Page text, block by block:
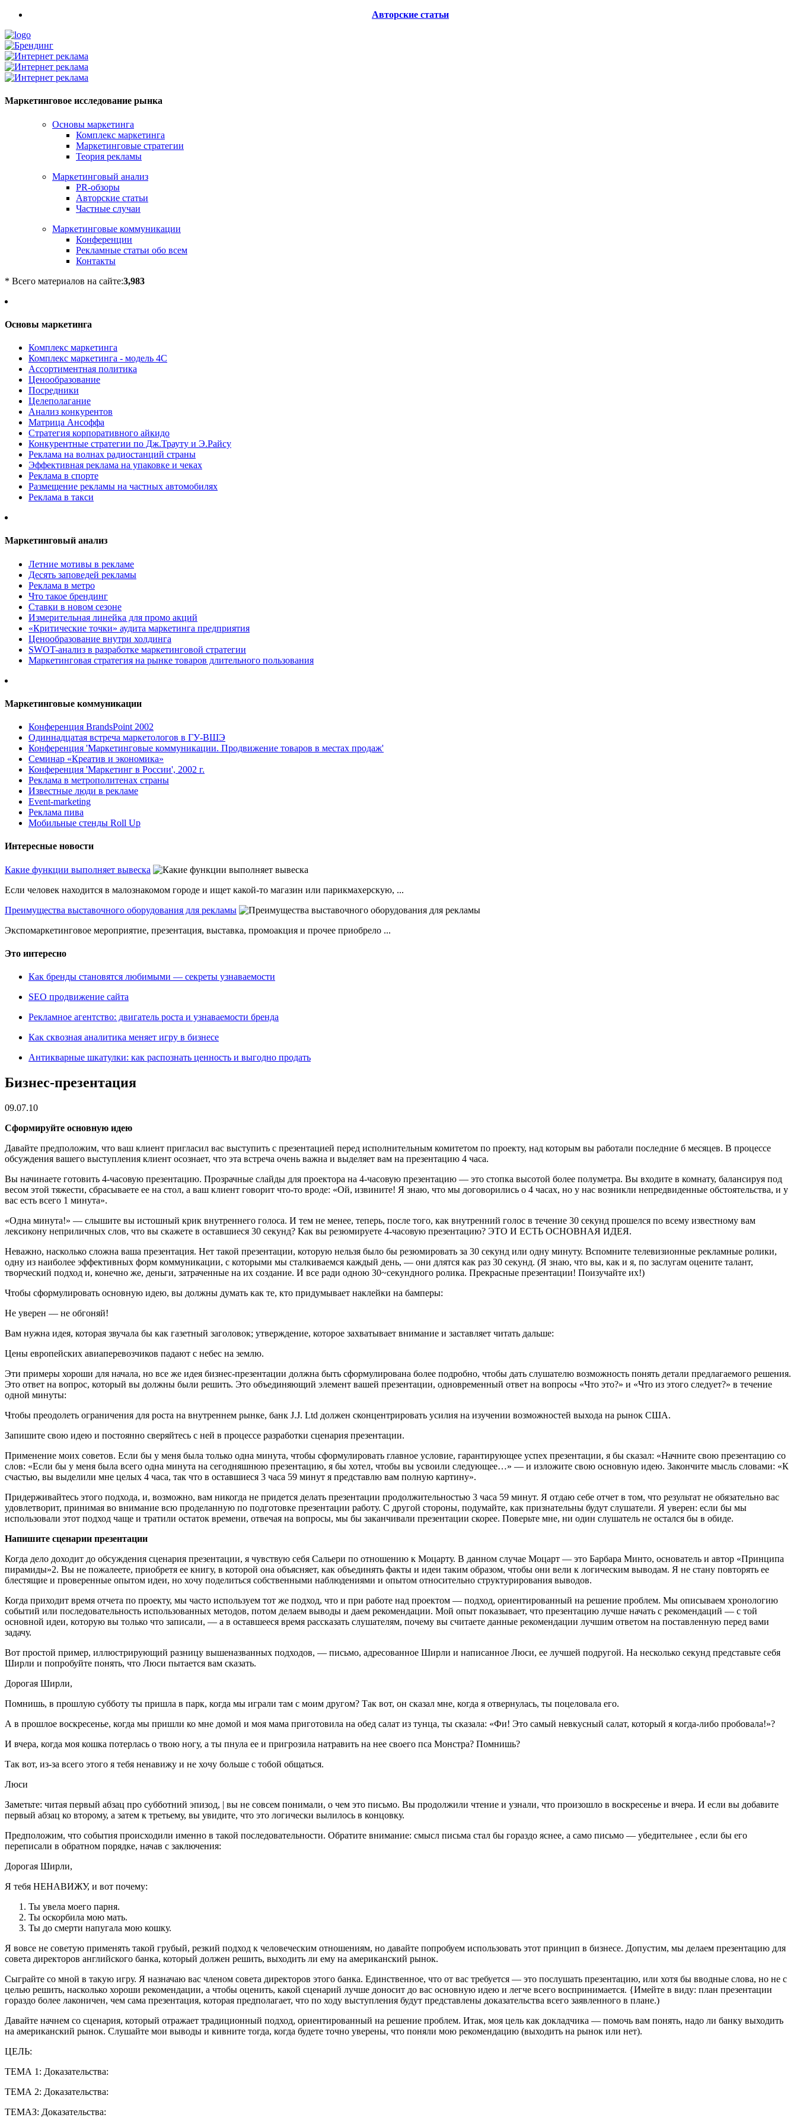
Авторские статьи
Маркетинговое исследование рынка
Основы маркетинга
Комплекс маркетинга
Маркетинговые стратегии
Теория рекламы
Маркетинговый анализ
PR-обзоры
Авторские статьи
Частные случаи
Маркетинговые коммуникации
Конференции
Рекламные статьи обо всем
Контакты
* Всего материалов на сайте:3,983
Основы маркетинга
Комплекс маркетинга
Комплекс маркетинга - модель 4С
Ассортиментная политика
Ценообразование
Посредники
Целеполагание
Анализ конкурентов
Матрица Ансоффа
Стратегия корпоративного айкидо
Конкурентные стратегии по Дж.Трауту и Э.Райсу
Реклама на волнах радиостанций страны
Эффективная реклама на упаковке и чеках
Реклама в спорте
Размещение рекламы на частных автомобилях
Реклама в такси
Маркетинговый анализ
Летние мотивы в рекламе
Десять заповедей рекламы
Реклама в метро
Что такое брендинг
Ставки в новом сезоне
Измерительная линейка для промо акций
«Критические точки» аудита маркетинга предприятия
Ценообразование внутри холдинга
SWOT-анализ в разработке маркетинговой стратегии
Маркетинговая стратегия на рынке товаров длительного пользования
Маркетинговые коммуникации
Конференция BrandsPoint 2002
Одиннадцатая встреча маркетологов в ГУ-ВШЭ
Конференция 'Маркетинговые коммуникации. Продвижение товаров в местах продаж'
Семинар «Креатив и экономика»
Конференция 'Маркетинг в России', 2002 г.
Реклама в метрополитенах страны
Известные люди в рекламе
Event-marketing
Реклама пива
Мобильные стенды Roll Up
Интересные новости
Какие функции выполняет вывеска
Если человек находится в малознакомом городе и ищет какой-то магазин или парикмахерскую, ...
Преимущества выставочного оборудования для рекламы
Экспомаркетинговое мероприятие, презентация, выставка, промоакция и прочее приобрело ...
Это интересно
Как бренды становятся любимыми — секреты узнаваемости
SEO продвижение сайта
Рекламное агентство: двигатель роста и узнаваемости бренда
Как сквозная аналитика меняет игру в бизнесе
Антикварные шкатулки: как распознать ценность и выгодно продать
Бизнес-презентация
09.07.10
Сформируйте основную идею
Давайте предположим, что ваш клиент пригласил вас выступить с презентацией перед исполнительным комитетом по проекту, над которым вы работали последние б месяцев. В процессе
обсуждения вашего выступления клиент осознает, что эта встреча очень важна и выделяет вам на презентацию 4 часа.
Вы начинаете готовить 4-часовую презентацию. Прозрачные слайды для проектора на 4-часовую презентацию — это стопка высотой более полуметра. Вы входите в комнату, балансируя под
весом этой тяжести, сбрасываете ее на стол, а ваш клиент говорит что-то вроде: «Ой, извините! Я знаю, что мы договорились о 4 часах, но у нас возникли непредвиденные обстоятельства, и у
вас есть всего 1 минута».
«Одна минута!» — слышите вы истошный крик внутреннего голоса. И тем не менее, теперь, после того, как внутренний голос в течение 30 секунд прошелся по всему известному вам
лексикону неприличных слов, что вы скажете в оставшиеся 30 секунд? Как вы резюмируете 4-часовую презентацию? ЭТО И ЕСТЬ ОСНОВНАЯ ИДЕЯ.
Неважно, насколько сложна ваша презентация. Нет такой презентации, которую нельзя было бы резюмировать за 30 секунд или одну минуту. Вспомните телевизионные рекламные ролики,
одну из наиболее эффективных форм коммуникации, с которыми мы сталкиваемся каждый день, — они длятся как раз 30 секунд. (Я знаю, что вы, как и я, по заслугам оцените талант,
творческий подход и, конечно же, деньги, затраченные на их создание. И все ради одною 30~секундного ролика. Прекрасные презентации! Поизучайте их!)
Чтобы сформулировать основную идею, вы должны думать как те, кто придумывает наклейки на бамперы:
Не уверен — не обгоняй!
Вам нужна идея, которая звучала бы как газетный заголовок; утверждение, которое захватывает внимание и заставляет читать дальше:
Цены европейских авиаперевозчиков падают с небес на землю.
Эти примеры хороши для начала, но все же идея бизнес-презентации должна быть сформулирована более подробно, чтобы дать слушателю возможность понять детали предлагаемого решения.
Это ответ на вопрос, который вы должны были решить. Это объединяющий элемент вашей презентации, одновременный ответ на вопросы «Что это?» и «Что из этого следует?» в течение
одной минуты:
Чтобы преодолеть ограничения для роста на внутреннем рынке, банк J.J. Ltd должен сконцентрировать усилия на изучении возможностей выхода на рынок США.
Запишите свою идею и постоянно сверяйтесь с ней в процессе разработки сценария презентации.
Применение моих советов. Если бы у меня была только одна минута, чтобы сформулировать главное условие, гарантирующее успех презентации, я бы сказал: «Начните свою презентацию со
слов: «Если бы у меня была всего одна минута на сегодняшнюю презентацию, я бы хотел, чтобы вы усвоили следующее…» — и изложите свою основную идею. Закончите мысль словами: «К
счастью, вы выделили мне целых 4 часа, так что в оставшиеся 3 часа 59 минут я представлю вам полную картину».
Придерживайтесь этого подхода, и, возможно, вам никогда не придется делать презентации продолжительностью 3 часа 59 минут. Я отдаю себе отчет в том, что результат не обязательно вас
удовлетворит, принимая во внимание всю проделанную по подготовке презентации работу. С другой стороны, подумайте, как признательны будут слушатели. Я уверен: если бы мы
использовали этот подход чаще и тратили остаток времени, отвечая на вопросы, мы бы заканчивали презентации скорее. Поверьте мне, ни один слушатель не остался бы в обиде.
Напишите сценарии презентации
Когда дело доходит до обсуждения сценария презентации, я чувствую себя Сальери по отношению к Моцарту. В данном случае Моцарт — это Барбара Минто, основатель и автор «Принципа
пирамиды»2. Вы не пожалеете, приобретя ее книгу, в которой она объясняет, как объединять факты и идеи таким образом, чтобы они вели к логическим выводам. Я не стану повторять ее
блестящие и проверенные опытом идеи, но хочу поделиться собственными наблюдениями и опытом относительно структурирования выводов.
Когда приходит время отчета по проекту, мы часто используем тот же подход, что и при работе над проектом — подход, ориентированный на решение проблем. Мы описываем хронологию
событий или последовательность использованных методов, потом делаем выводы и даем рекомендации. Мой опыт показывает, что презентацию лучше начать с рекомендаций — с той
основной идеи, которую вы только что записали, — а в оставшееся время рассказать слушателям, почему вы считаете данные рекомендации лучшим ответом на поставленную перед вами
задачу.
Вот простой пример, иллюстрирующий разницу вышеназванных подходов, — письмо, адресованное Ширли и написанное Люси, ее лучшей подругой. На несколько секунд представьте себя
Ширли и попробуйте понять, что Люси пытается вам сказать.
Дорогая Ширли,
Помнишь, в прошлую субботу ты пришла в парк, когда мы играли там с моим другом? Так вот, он сказал мне, когда я отвернулась, ты поцеловала его.
А в прошлое воскресенье, когда мы пришли ко мне домой и моя мама приготовила на обед салат из тунца, ты сказала: «Фи! Это самый невкусный салат, который я когда-либо пробовала!»?
И вчера, когда моя кошка потерлась о твою ногу, а ты пнула ее и пригрозила натравить на нее своего пса Монстра? Помнишь?
Так вот, из-за всего этого я тебя ненавижу и не хочу больше с тобой общаться.
Люси
Заметьте: читая первый абзац про субботний эпизод, | вы не совсем понимали, о чем это письмо. Вы продолжили чтение и узнали, что произошло в воскресенье и вчера. И если вы добавите
первый абзац ко второму, а затем к третьему, вы увидите, что это логически вылилось в концовку.
Предположим, что события происходили именно в такой последовательности. Обратите внимание: смысл письма стал бы гораздо яснее, а само письмо — убедительнее , если бы его
переписали в обратном порядке, начав с заключения:
Дорогая Ширли,
Я тебя НЕНАВИЖУ, и вот почему:
Ты увела моего парня.
Ты оскорбила мою мать.
Ты до смерти напугала мою кошку.
Я вовсе не советую применять такой грубый, резкий подход к человеческим отношениям, но давайте попробуем использовать этот принцип в бизнесе. Допустим, мы делаем презентацию для
совета директоров английского банка, который должен решить, выходить ли ему на американский рынок.
Сыграйте со мной в такую игру. Я назначаю вас членом совета директоров этого банка. Единственное, что от вас требуется — это послушать презентацию, или хотя бы вводные слова, но не с
целью решить, насколько хороши рекомендации, а чтобы оценить, какой сценарий лучше доносит до вас основную идею и легче всего воспринимается. {Имейте в виду: план презентации
гораздо более лаконичен, чем сама презентация, которая предполагает, что по ходу выступления будут представлены доказательства всего заявленного в плане.)
Давайте начнем со сценария, который отражает традиционный подход, ориентированный на решение проблем. Итак, моя цель как докладчика — помочь вам понять, надо ли банку выходить
на американский рынок. Слушайте мои выводы и кивните тогда, когда будете точно уверены, что поняли мою рекомендацию (выходить на рынок или нет).
ЦЕЛЬ:
ТЕМА 1: Доказательства:
ТЕМА 2: Доказательства:
ТЕМАЗ: Доказательства: